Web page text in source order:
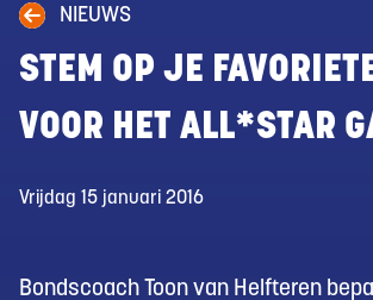
NIEUWS
STEM OP JE
VOOR HET ALL*STAR
Vrijdag 15 januari 2016
Bondscoach Toon van Helfteren